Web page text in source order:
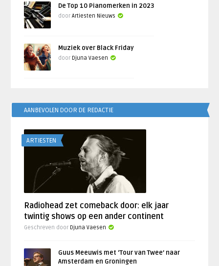
De Top 10 Pianomerken in 2023
doorArtiesten Nieuws
Muziek over Black Friday
door Djuna Vaesen
AANBEVOLEN DOOR DE REDACTIE
ARTIESTEN
Radiohead zet comeback door: elk jaar
twintig shows op een ander continent
Geschreven door Djuna Vaesen
Guus Meeuwis met ‘Tour van Twee’ naar
Amsterdam en Groningen